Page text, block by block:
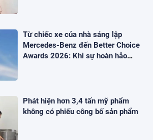
Từ chiếc xe của nhà sáng lập
Mercedes-Benz đến Better Choice
Awards 2026: Khi sự hoàn hảo
Phát hiện hơn 3,4 tấn mỹ phẩm
không có phiếu công bố sản phẩm